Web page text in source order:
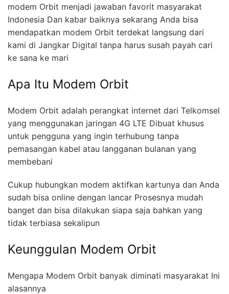
modem Orbit menjadi jawaban favorit masyarakat
Indonesia Dan kabar baiknya sekarang Anda bisa
mendapatkan modem Orbit terdekat langsung dari
kami di Jangkar Digital tanpa harus susah payah cari
ke sana ke mari
Apa Itu Modem Orbit
Modem Orbit adalah perangkat internet dari Telkomsel
yang menggunakan jaringan 4G LTE Dibuat khusus
untuk pengguna yang ingin terhubung tanpa
pemasangan kabel atau langganan bulanan yang
membebani
Cukup hubungkan modem aktifkan kartunya dan Anda
sudah bisa online dengan lancar Prosesnya mudah
banget dan bisa dilakukan siapa saja bahkan yang
tidak terbiasa sekalipun
Keunggulan Modem Orbit
Mengapa Modem Orbit banyak diminati masyarakat Ini
alasannya